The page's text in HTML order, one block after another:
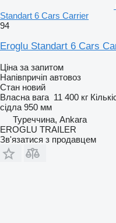
Standart 6 Cars Carrier
94
Eroglu Standart 6 Cars
Ціна за запитом
Напівпричіп автовоз
Стан новий
Власна вага 11 400 кг
сідла 950 мм
Туреччина, Ankara
EROGLU TRAILER
Зв'язатися з продавцем